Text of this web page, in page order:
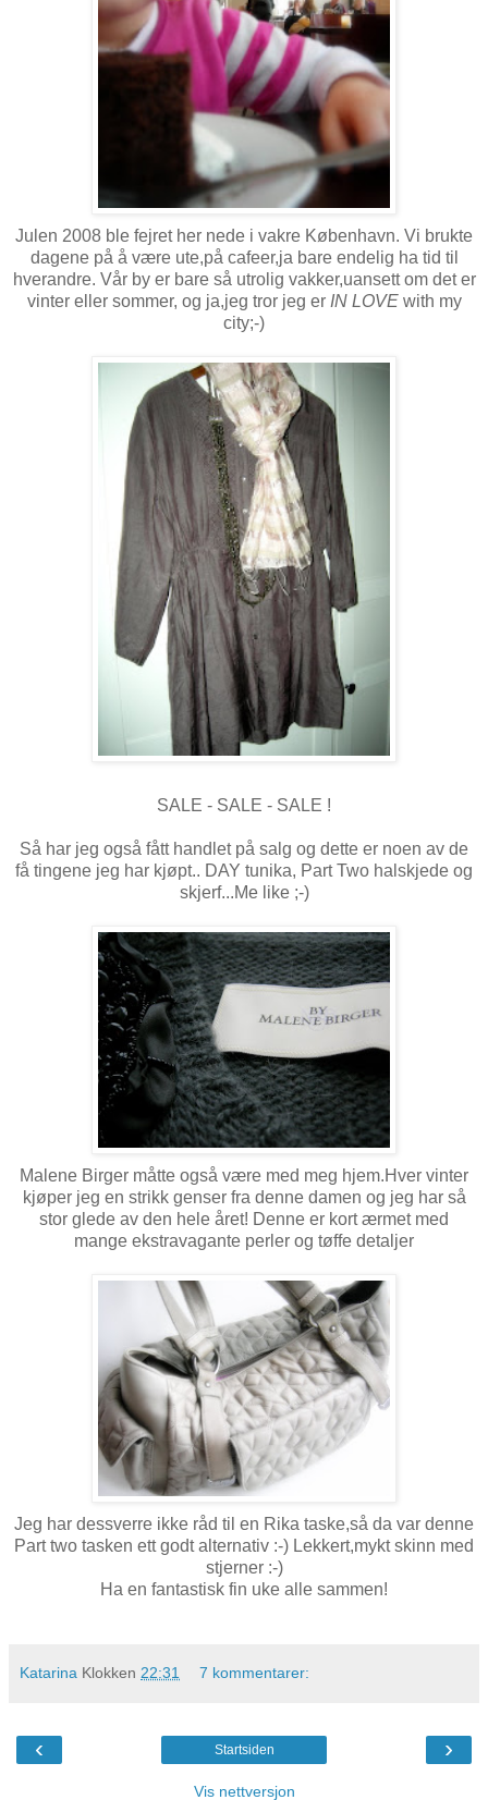
Julen 2008 ble fejret her nede i vakre København. Vi brukte
dagene på å være ute,på cafeer,ja bare endelig ha tid til
hverandre. Vår by er bare så utrolig vakker,uansett om det er
vinter eller sommer, og ja,jeg tror jeg er IN LOVEwith my
city;-)
SALE - SALE - SALE !
Så har jeg også fått handlet på salg og dette er noen av de
få tingene jeg har kjøpt.. DAY tunika, Part Two halskjede og
skjerf...Me like ;-)
Malene Birger måtte også være med meg hjem.Hver vinter
kjøper jeg en strikk genser fra denne damen og jeg har så
stor glede av den hele året! Denne er kort ærmet med
mange ekstravagante perler og tøffe detaljer
Jeg har dessverre ikke råd til en Rika taske,så da var denne
Part two tasken ett godt alternativ :-) Lekkert,mykt skinn med
stjerner :-)
Ha en fantastisk fin uke alle sammen!
Katarina Klokken 22:31 7 kommentarer:
‹ ›
Startsiden
Vis nettversjon